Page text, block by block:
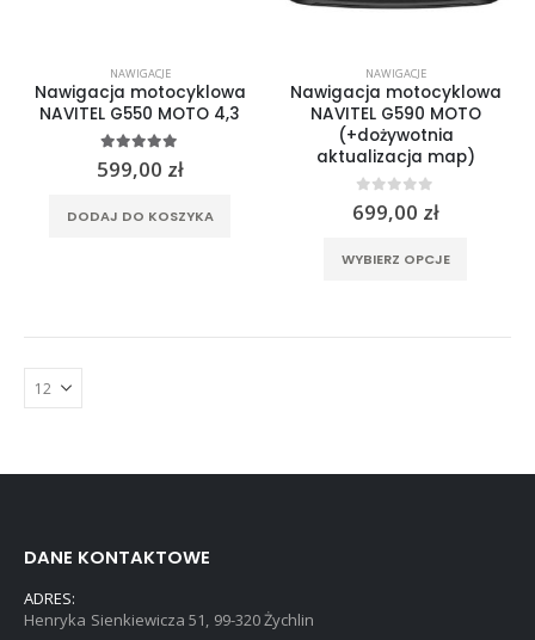
NAWIGACJE
Nawigacja motocyklowa
NAVITEL G550 MOTO 4,3
5.00 out of 5
599,00 zł
DODAJ DO KOSZYKA
NAWIGACJE
Nawigacja motocyklowa
NAVITEL G590 MOTO
(+dożywotnia
aktualizacja map)
0out of 5
699,00 zł
WYBIERZ OPCJE
DANE KONTAKTOWE
ADRES:
Henryka Sienkiewicza 51, 99-320 Żychlin